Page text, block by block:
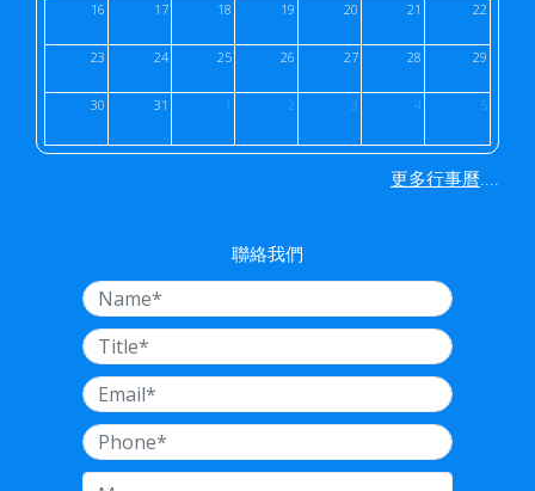
16 17 18 19 20 21 22
23 24 25 26 27 28 29
30 31 1 2 3 4 5
更多行事曆....
聯絡我們